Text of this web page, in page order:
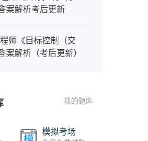
案解析考后更新
师《目标控制（交
案解析（考后更新）
我的题库
模拟考场